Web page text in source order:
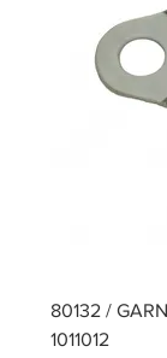
80132 /
1011012